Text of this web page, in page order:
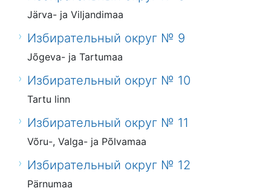
Järva- ja Viljandimaa
Избирательный округ № 9
Jõgeva- ja Tartumaa
Избирательный округ № 10
Tartu linn
Избирательный округ № 11
Võru-, Valga- ja Põlvamaa
Избирательный округ № 12
Pärnumaa